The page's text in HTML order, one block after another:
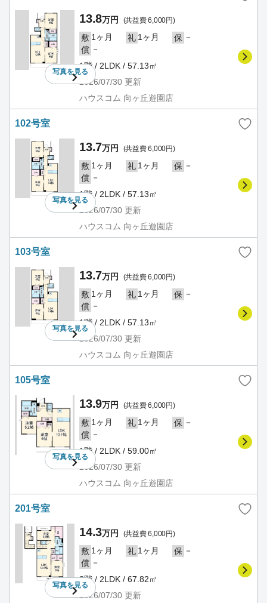
写真を見る
13.8万円 (共益費 6,000円)
敷 1ヶ月 礼 1ヶ月 保 －
償 －
1階 / 2LDK / 57.13㎡
2026/07/30 更新
ハウスコム 向ヶ丘遊園店
102号室
写真を見る
13.7万円 (共益費 6,000円)
敷 1ヶ月 礼 1ヶ月 保 －
償 －
1階 / 2LDK / 57.13㎡
2026/07/30 更新
ハウスコム 向ヶ丘遊園店
103号室
写真を見る
13.7万円 (共益費 6,000円)
敷 1ヶ月 礼 1ヶ月 保 －
償 －
1階 / 2LDK / 57.13㎡
2026/07/30 更新
ハウスコム 向ヶ丘遊園店
105号室
写真を見る
13.9万円 (共益費 6,000円)
敷 1ヶ月 礼 1ヶ月 保 －
償 －
1階 / 2LDK / 59.00㎡
2026/07/30 更新
ハウスコム 向ヶ丘遊園店
201号室
写真を見る
14.3万円 (共益費 6,000円)
敷 1ヶ月 礼 1ヶ月 保 －
償 －
2階 / 2LDK / 67.82㎡
2026/07/30 更新